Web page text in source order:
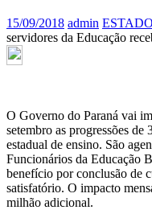
15/09/2018 admin ESTADO
servidores da Educação
O Governo do Paraná vai
setembro as progressões
estadual de ensino. São
Funcionários da Educação
benefício por conclusão de
satisfatório. O impacto
milhão adicional.